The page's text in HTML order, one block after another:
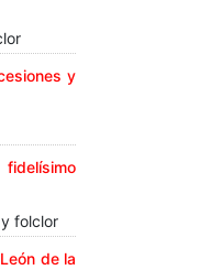
y
folclor
de la